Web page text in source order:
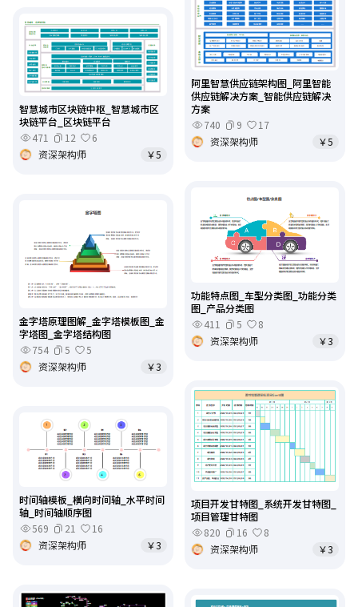
阿里智慧供应链架构图_阿里智能
供应链解决方案_智能供应链解决
方案
740
9
17
资深架构师
￥5
智慧城市区块链中枢_智慧城市区
块链平台_区块链平台
471
12
6
资深架构师
￥5
功能特点图_车型分类图_功能分类
图_产品分类图
411
5
8
资深架构师
￥3
金字塔原理图解_金字塔模板图_金
字塔图_金字塔结构图
754
5
5
资深架构师
￥3
项目开发甘特图_系统开发甘特图_
项目管理甘特图
820
16
8
资深架构师
￥3
时间轴模板_横向时间轴_水平时间
轴_时间轴顺序图
569
21
16
资深架构师
￥3